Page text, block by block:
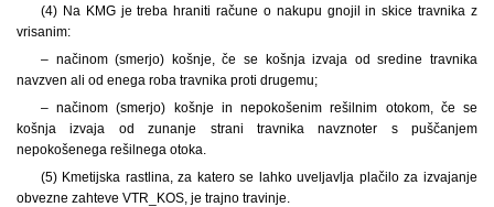
(4) Na KMG je treba hraniti račune o nakupu gnojil in skice travnika z
vrisanim:
– načinom (smerjo) košnje, če se košnja izvaja od sredine travnika
navzven ali od enega roba travnika proti drugemu;
– načinom (smerjo) košnje in nepokošenim rešilnim otokom, če se
košnja izvaja od zunanje strani travnika navznoter s puščanjem
nepokošenega rešilnega otoka.
(5) Kmetijska rastlina, za katero se lahko uveljavlja plačilo za izvajanje
obvezne zahteve VTR_KOS, je trajno travinje.